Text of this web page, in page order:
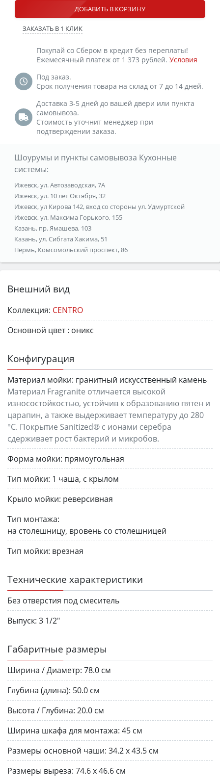
ДОБАВИТЬ В КОРЗИНУ
ЗАКАЗАТЬ В 1 КЛИК
Покупай со Сбером в кредит без переплаты!
Ежемесячный платеж от 1 373 рублей. Условия
Под заказ.
Срок получения товара на склад от 7 до 14 дней.
Доставка 3-5 дней до вашей двери или пункта
самовывоза.
Стоимость уточнит менеджер при
подтверждении заказа.
Шоурумы и пункты самовывоза Кухонные
системы:
Ижевск, ул. Автозаводская, 7А
Ижевск, ул. 10 лет Октября, 32
Ижевск, ул Кирова 142, вход со стороны ул. Удмуртской
Ижевск, ул. Максима Горького, 155
Казань, пр. Ямашева, 103
Казань, ул. Сибгата Хакима, 51
Пермь, Комсомольский проспект, 86
Внешний вид
Коллекция: CENTRO
Основной цвет : оникс
Конфигурация
Материал мойки: гранитный искусственный камень
Материал Fragranite отличается высокой
износостойкостью, устойчив к образованию пятен и
царапин, а также выдерживает температуру до 280
°C. Покрытие Sanitized® с ионами серебра
сдерживает рост бактерий и микробов.
Форма мойки: прямоугольная
Тип мойки: 1 чаша, с крылом
Крыло мойки: реверсивная
Тип монтажа:
на столешницу, вровень со столешницей
Тип мойки: врезная
Технические характеристики
Без отверстия под смеситель
Выпуск: 3 1/2"
Габаритные размеры
Ширина / Диаметр: 78.0 см
Глубина (длина): 50.0 см
Высота / Глубина: 20.0 см
Ширина шкафа для монтажа: 45 см
Размеры основной чаши: 34.2 х 43.5 см
Размеры выреза: 74.6 х 46.6 см